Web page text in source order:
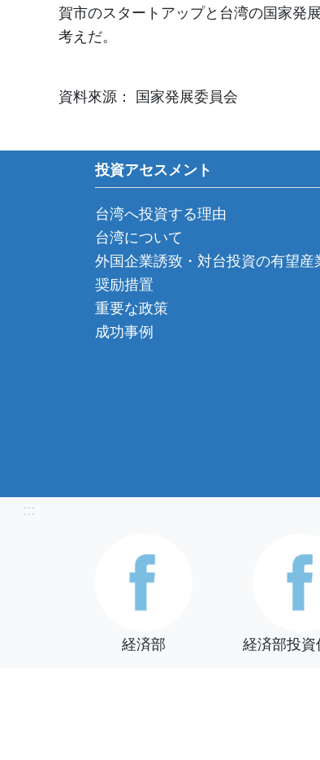
賀市のスタートアップと台湾の国家発
考えだ。
資料來源： 国家発展委員会
投資アセスメント
台湾へ投資する理由
台湾について
外国企業誘致・対台投資の有望産
奨励措置
重要な政策
成功事例
:::
経済部 経済部投資